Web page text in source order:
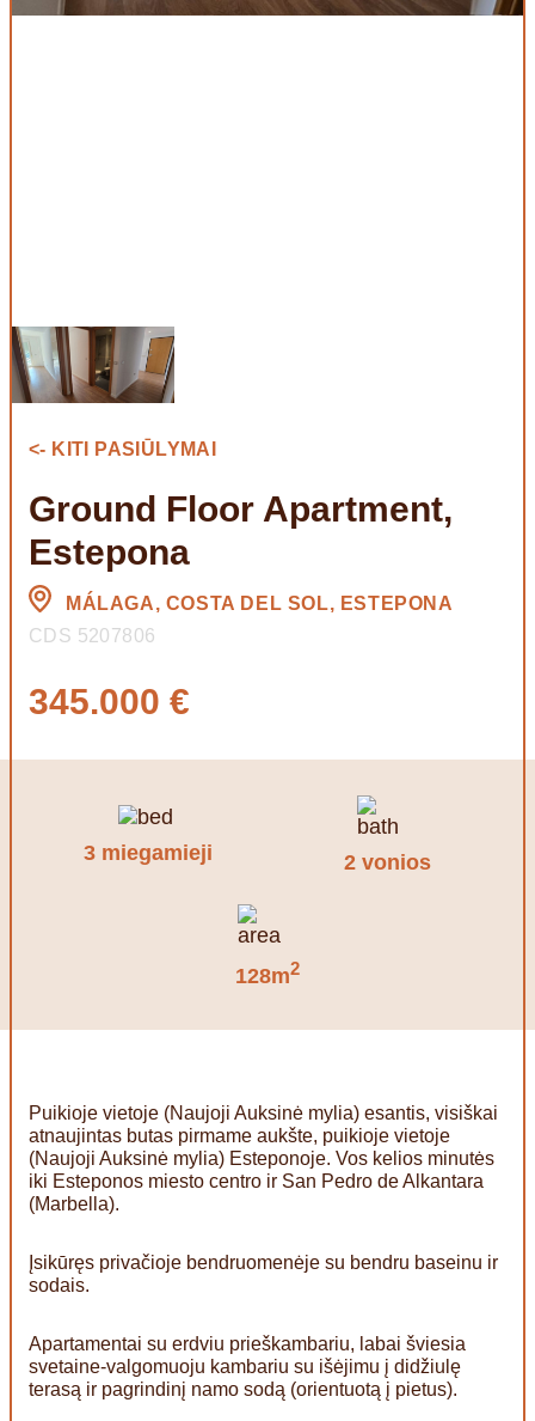
<- KITI PASIŪLYMAI
Ground Floor Apartment,
Estepona
MÁLAGA, COSTA DEL SOL, ESTEPONA
CDS 5207806
345.000 €
3 miegamieji 2 vonios
128m2
Puikioje vietoje (Naujoji Auksinė mylia) esantis, visiškai
atnaujintas butas pirmame aukšte, puikioje vietoje
(Naujoji Auksinė mylia) Esteponoje. Vos kelios minutės
iki Esteponos miesto centro ir San Pedro de Alkantara
(Marbella).
Įsikūręs privačioje bendruomenėje su bendru baseinu ir
sodais.
Apartamentai su erdviu prieškambariu, labai šviesia
svetaine-valgomuoju kambariu su išėjimu į didžiulę
terasą ir pagrindinį namo sodą (orientuotą į pietus).